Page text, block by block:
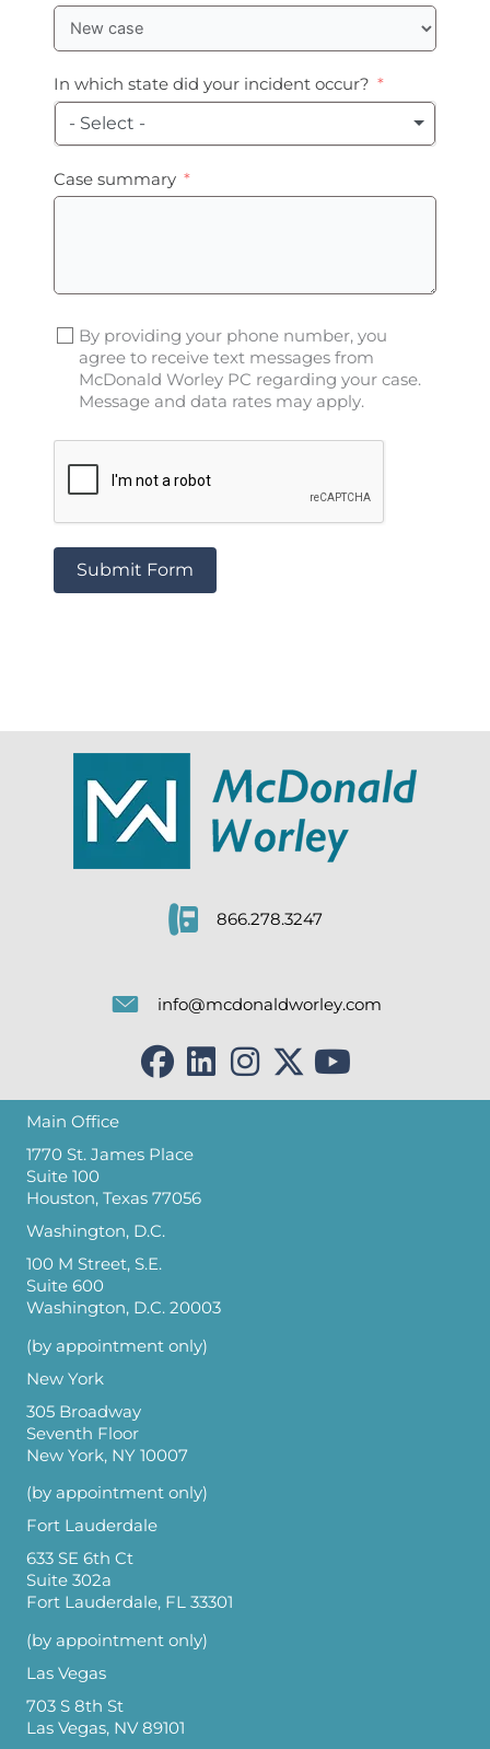
In which state did your incident occur?
- Select -
Case summary
By providing your phone number, you
agree to receive text messages from
McDonald Worley PC regarding your case.
Message and data rates may apply.
Submit Form
866.278.3247
info@mcdonaldworley.com
Main Office
1770 St. James Place
Suite 100
Houston, Texas 77056
Washington, D.C.
100 M Street, S.E.
Suite 600
Washington, D.C. 20003
(by appointment only)
New York
305 Broadway
Seventh Floor
New York, NY 10007
(by appointment only)
Fort Lauderdale
633 SE 6th Ct
Suite 302a
Fort Lauderdale, FL 33301
(by appointment only)
Las Vegas
703 S 8th St
Las Vegas, NV 89101